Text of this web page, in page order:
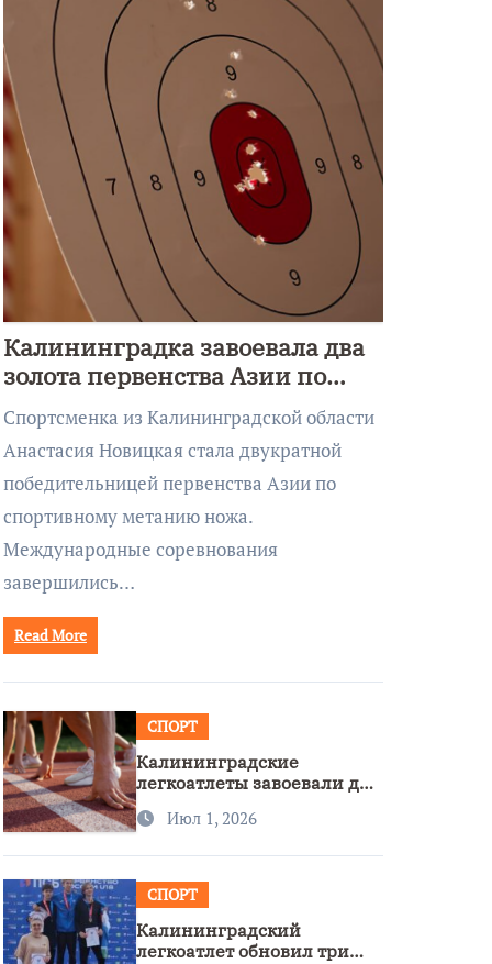
Калининградка завоевала два
золота первенства Азии по
метанию ножа
Спортсменка из Калининградской области
Анастасия Новицкая стала двукратной
победительницей первенства Азии по
спортивному метанию ножа.
Международные соревнования
завершились…
Read More
СПОРТ
Калининградские
легкоатлеты завоевали две
РоссииИюл 1, 2026
СПОРТ
Калининградский
легкоатлет обновил три